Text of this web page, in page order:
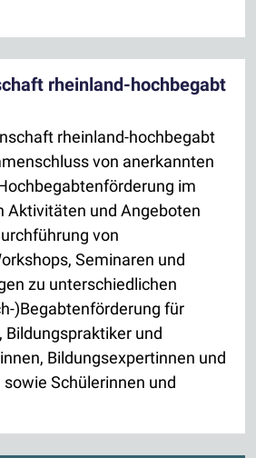
rheinland-hochbegabt
rheinland-hochbegabt
von anerkannten
im
Aktivitäten und Angeboten
von
Seminaren und
zu unterschiedlichen
)Begabtenförderung für
Bildungspraktiker und
Bildungsexpertinnen und
Schülerinnen und